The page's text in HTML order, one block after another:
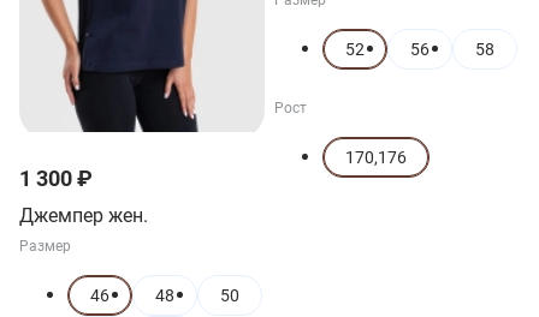
1 300 ₽
Джемпер жен.
Размер
46 48 50
52 56 58
Рост
170,176